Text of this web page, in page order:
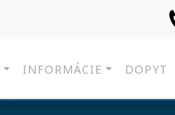
INFORMÁCIE DOPYT